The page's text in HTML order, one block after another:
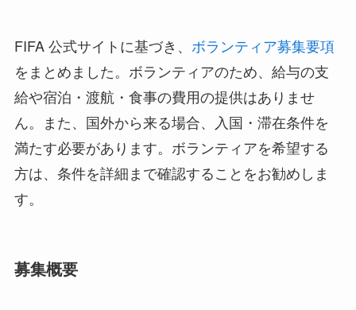
FIFA 公式サイトに基づき、 ボランティア募集要項
をまとめました。ボランティアのため、給与の支
給や宿泊・渡航・食事の費用の提供はありませ
ん。また、国外から来る場合、入国・滞在条件を
満たす必要があります。ボランティアを希望する
方は、条件を詳細まで確認することをお勧めしま
す。
募集概要